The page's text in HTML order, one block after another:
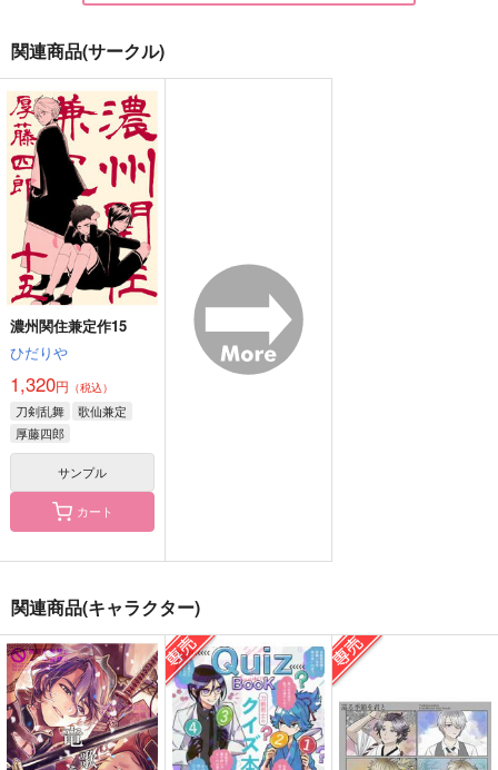
刀剣学習ドリル 刀身
編
上月屋
550円 （税込）
サンプル
作品詳細
上月屋
550円（税込）
サンプル
作品詳細
N.L.4750
1,573円（税込）
尾形百之助×アシリパ
サンプル
作品詳細
1,572円（税込）
黒尾鉄朗×孤爪研磨
サンプル
作品詳細
関連商品(サークル)
濃州関住兼定作15
ひだりや
1,320円 （税込）
刀剣乱舞
歌仙兼定
厚藤四郎
サンプル
カート
関連商品(キャラクター)